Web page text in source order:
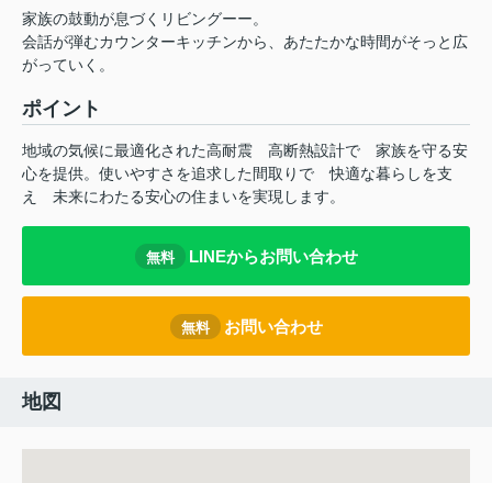
家族の鼓動が息づくリビングーー。
会話が弾むカウンターキッチンから、あたたかな時間がそっと広
がっていく。
ポイント
地域の気候に最適化された高耐震 高断熱設計で
家族を守る安
心を提供。使いやすさを追求した間取りで
快適な暮らしを支
え
未来にわたる安心の住まいを実現します。
無料 LINEからお問い合わせ
無料 お問い合わせ
地図